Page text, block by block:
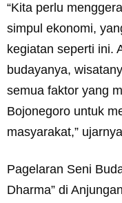
“Kita perlu
simpul ekonomi,
kegiatan seperti ini.
budayanya,
semua faktor yang
Bojonegoro untuk
masyarakat,”
Pagelaran Seni
Dharma” di